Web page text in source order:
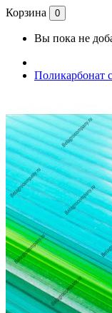
Корзина 0
Вы пока не
Поликарбонат